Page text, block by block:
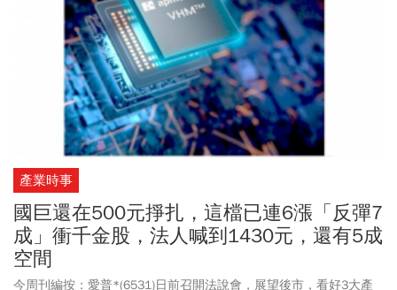
產業時事
國巨還在500元掙扎，這檔已連6漲「反彈7
成」衝千金股，法人喊到1430元，還有5成
空間
今周刊編按：愛普*(6531)日前召開法說會，展望後市，看好3大產